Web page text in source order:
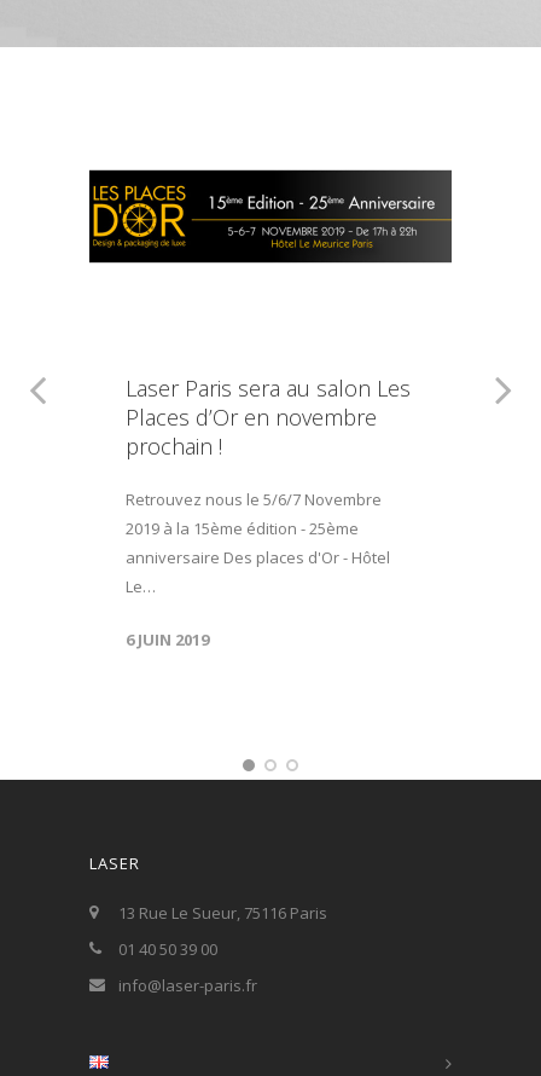
Laser Paris sera au salon Les
Places d’Or en novembre
prochain !
Retrouvez nous le 5/6/7 Novembre
2019 à la 15ème édition - 25ème
anniversaire Des places d'Or - Hôtel
Le…
6 JUIN 2019
LASER
13 Rue Le Sueur, 75116 Paris
01 40 50 39 00
info@laser-paris.fr